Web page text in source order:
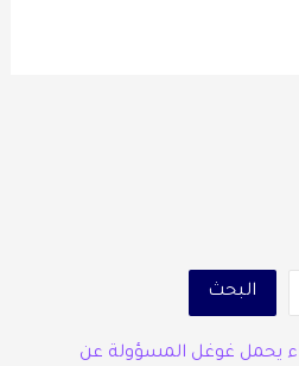
البحث
يحمل غوغل المسؤولة عن